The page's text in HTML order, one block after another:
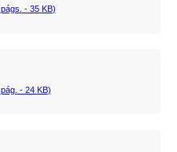
págs. - 35 KB)
pág. - 24 KB)